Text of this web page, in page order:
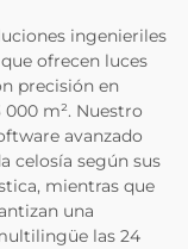
ingenieriles
ofrecen luces
precisión en
m². Nuestro
avanzado
celosía según sus
mientras que
una
las 24